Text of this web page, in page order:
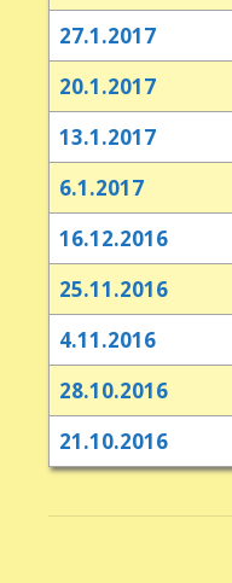
27.1.2017
20.1.2017
13.1.2017
6.1.2017
16.12.2016
25.11.2016
4.11.2016
28.10.2016
21.10.2016